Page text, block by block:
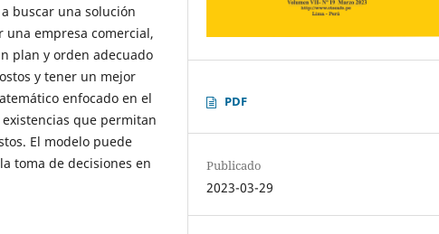
buscar una solución
una empresa comercial,
plan y orden adecuado
y tener un mejor
enfocado en el
que permitan
El modelo puede
toma de decisiones en
PDF
Publicado
2023-03-29